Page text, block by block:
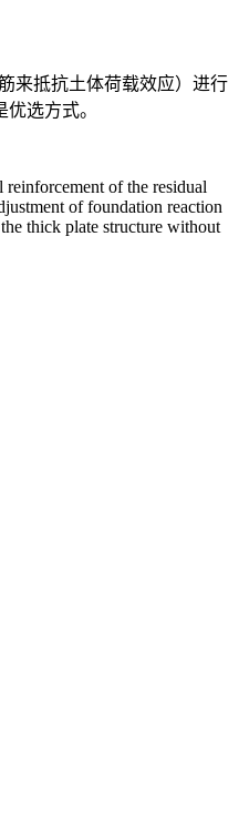
来抵抗土体荷载效应）进行
选方式。
reinforcement of the residual
of foundation reaction
thick plate structure without